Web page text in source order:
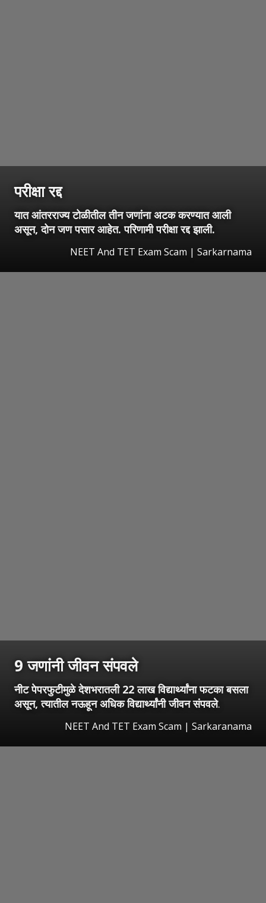
परीक्षा रद्द
यात आंतरराज्य टोळीतील तीन जणांना अटक करण्यात आली
असून, दोन जण पसार आहेत. परिणामी परीक्षा रद्द झाली.
NEET And TET Exam Scam | Sarkarnama
9 जणांनी जीवन संपवले
नीट पेपरफुटीमुळे देशभरातली 22 लाख विद्यार्थ्यांना फटका बसला
असून, त्यातील नऊहून अधिक विद्यार्थ्यांनी जीवन संपवले.
NEET And TET Exam Scam | Sarkaranama